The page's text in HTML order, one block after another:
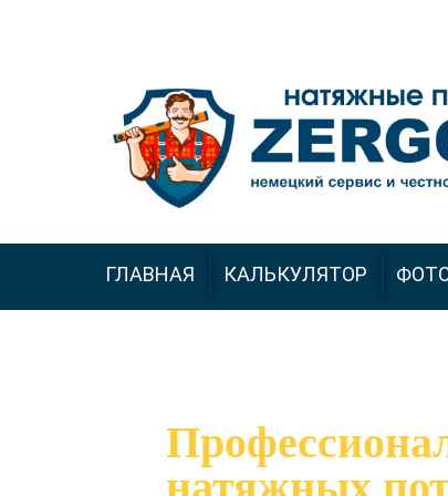
+7 (926) 543-66-99
ГЛАВНАЯ КАЛЬКУЛЯТОР